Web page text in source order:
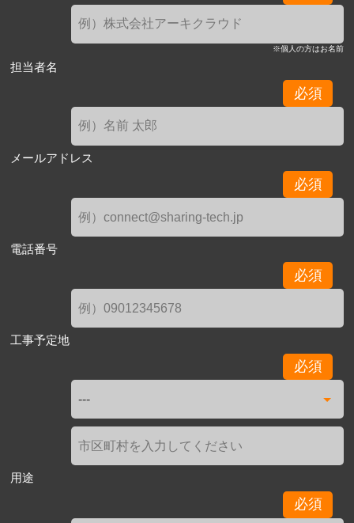
※個人の方はお名前
担当者名
必須
メールアドレス
必須
電話番号
必須
工事予定地
必須
用途
必須